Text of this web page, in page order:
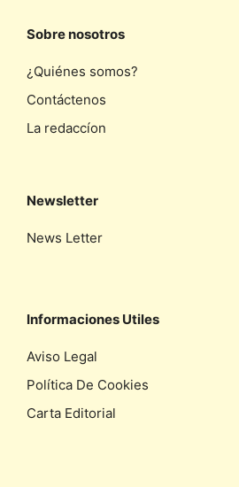
Sobre nosotros
¿Quiénes somos?
Contáctenos
La redaccíon
Newsletter
News Letter
Informaciones Utiles
Aviso Legal
Política De Cookies
Carta Editorial